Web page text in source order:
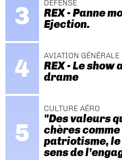
DÉFENSE
REX - Panne
Ejection.
AVIATION GÉNÉRALE
REX - Le
drame
CULTURE AÉRO
"Des valeurs
chères
patriotisme,
sens de